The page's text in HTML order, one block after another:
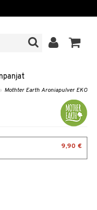
» Mothter Earth Aroniapulver EKO
9,90 €